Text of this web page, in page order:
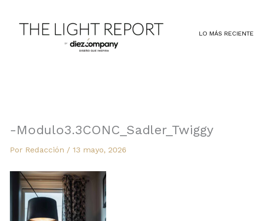
contenido
LO MÁS RECIENTE
-Modulo3.3CONC_Sadler_Twiggy
Por Redacción / 13 mayo, 2026